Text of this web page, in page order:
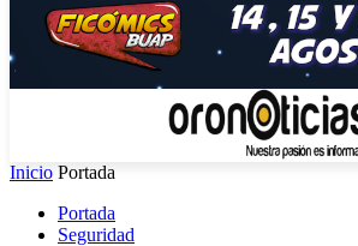
Inicio Portada
Portada
Seguridad